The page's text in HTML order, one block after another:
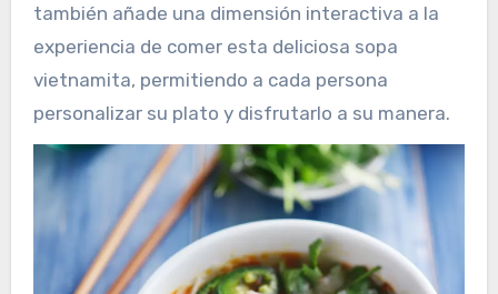
también añade una dimensión interactiva a la
experiencia de comer esta deliciosa sopa
vietnamita, permitiendo a cada persona
personalizar su plato y disfrutarlo a su manera.